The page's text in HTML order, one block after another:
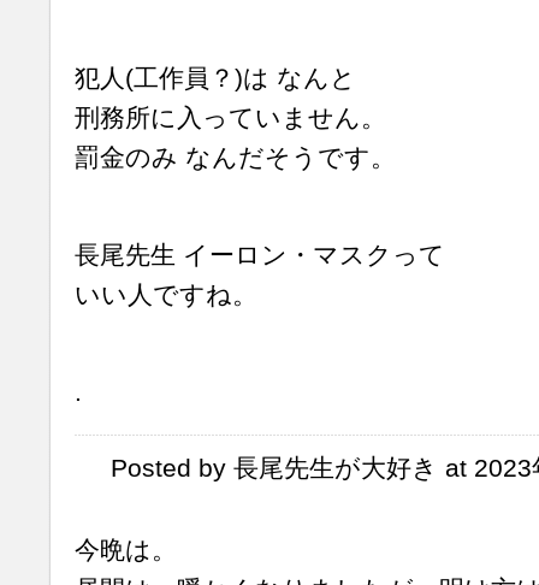
犯人(工作員？)は なんと
刑務所に入っていません。
罰金のみ なんだそうです。
長尾先生 イーロン・マスクって
いい人ですね。
.
Posted by 長尾先生が大好き at
今晩は。